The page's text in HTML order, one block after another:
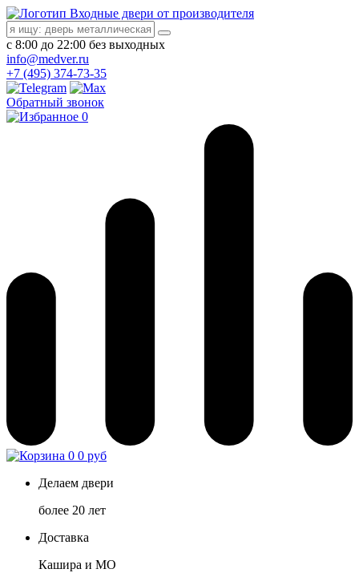
Входные двери от производителя
с 8:00 до 22:00 без выходных
info@medver.ru
+7 (495) 374-73-35
Обратный звонок
0
0 0 руб
Делаем двери
более 20 лет
Доставка
Кашира и МО